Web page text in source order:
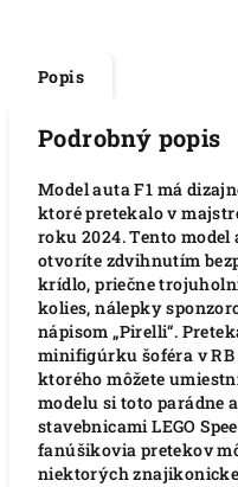
Popis
Podrobný popis
Model auta F1 má
ktoré pretekalo v
roku 2024. Tento
otvoríte zdvihnutím
krídlo, priečne
kolies, nálepky
nápisom „Pirelli“.
minifigúrku šoféra v
ktorého môžete
modelu si toto parádne
stavebnicami LEGO
fanúšikovia pretekov
niektorých